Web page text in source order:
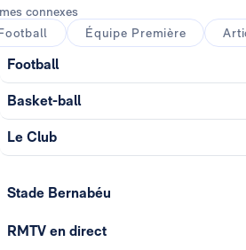
connexes
Équipe Première
Football
Basket-ball
Le Club
Stade Bernabéu
RMTV en direct